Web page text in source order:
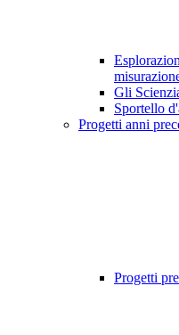
Gli
Sportello
Progetti anni
Progetti